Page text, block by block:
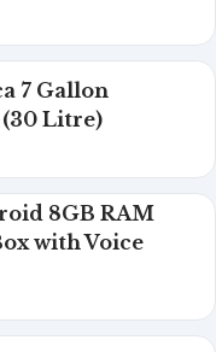
7 Gallon
(30 Litre)
8GB RAM
with Voice